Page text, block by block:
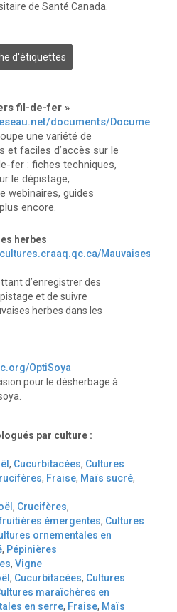
de Santé Canada.
d'étiquettes
fil-de-fer »
documents/
une variété de
et faciles d’accès sur le
fer : fiches techniques,
le dépistage,
webinaires, guides
encore.
herbes
Mauvaises-
d’enregistrer des
et de suivre
herbes dans les
OptiSoya
pour le désherbage à
par culture :
, Cucurbitacées, Cultures
, Fraise, Maïs sucré,
, Crucifères,
émergentes, Cultures
ornementales en
, Pépinières
, Vigne
, Cucurbitacées, Cultures
maraîchères en
en serre, Fraise, Maïs